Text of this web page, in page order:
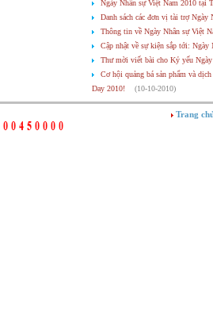
Ngày Nhân sự Việt Nam 2010 tại
Danh sách các đơn vị tài trợ Ngày
Thông tin về Ngày Nhân sự Việt
Cập nhật về sự kiện sắp tới: Ngày
Thư mời viết bài cho Kỷ yếu
Cơ hội quảng bá sản phẩm và
Day 2010!
(10-10-2010)
Họp báo Ngày Nhân sự Việt Nam
Sử dụng hóa đơn điện tử với
Trang